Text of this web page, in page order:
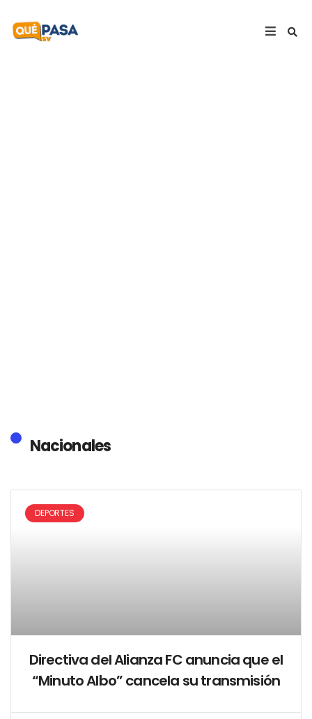
Nacionales
DEPORTES
Directiva del Alianza FC anuncia que el
“Minuto Albo” cancela su transmisión